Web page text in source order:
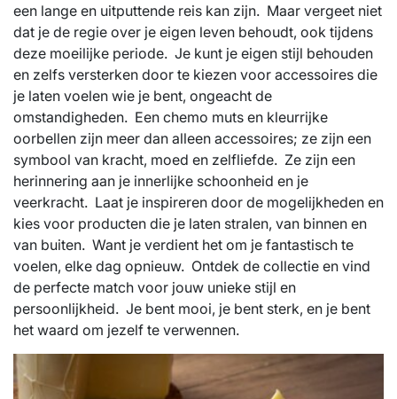
een lange en uitputtende reis kan zijn. Maar vergeet niet
dat je de regie over je eigen leven behoudt, ook tijdens
deze moeilijke periode. Je kunt je eigen stijl behouden
en zelfs versterken door te kiezen voor accessoires die
je laten voelen wie je bent, ongeacht de
omstandigheden. Een chemo muts en kleurrijke
oorbellen zijn meer dan alleen accessoires; ze zijn een
symbool van kracht, moed en zelfliefde. Ze zijn een
herinnering aan je innerlijke schoonheid en je
veerkracht. Laat je inspireren door de mogelijkheden en
kies voor producten die je laten stralen, van binnen en
van buiten. Want je verdient het om je fantastisch te
voelen, elke dag opnieuw. Ontdek de collectie en vind
de perfecte match voor jouw unieke stijl en
persoonlijkheid. Je bent mooi, je bent sterk, en je bent
het waard om jezelf te verwennen.